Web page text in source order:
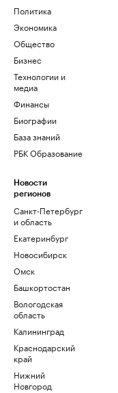
Политика
Экономика
Общество
Бизнес
Технологии и
медиа
Финансы
Биографии
База знаний
РБК Образование
Новости
регионов
Санкт-Петербург
и область
Екатеринбург
Новосибирск
Омск
Башкортостан
Вологодская
область
Калининград
Краснодарский
край
Нижний
Новгород